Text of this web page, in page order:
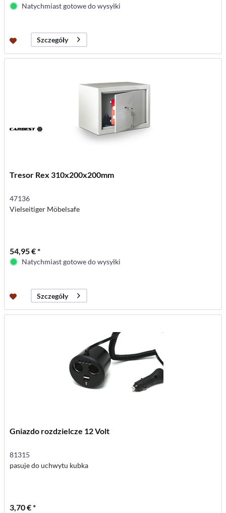
Natychmiast gotowe do wysyłki
Szczegóły
Tresor Rex 310x200x200mm
47136
Vielseitiger Möbelsafe
54,95 € *
Natychmiast gotowe do wysyłki
Szczegóły
Gniazdo rozdzielcze 12 Volt
81315
pasuje do uchwytu kubka
3,70 € *